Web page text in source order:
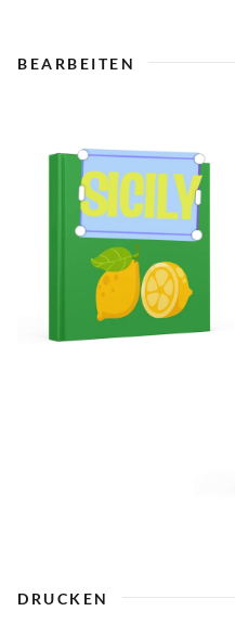
BEARBEITEN
DRUCKEN